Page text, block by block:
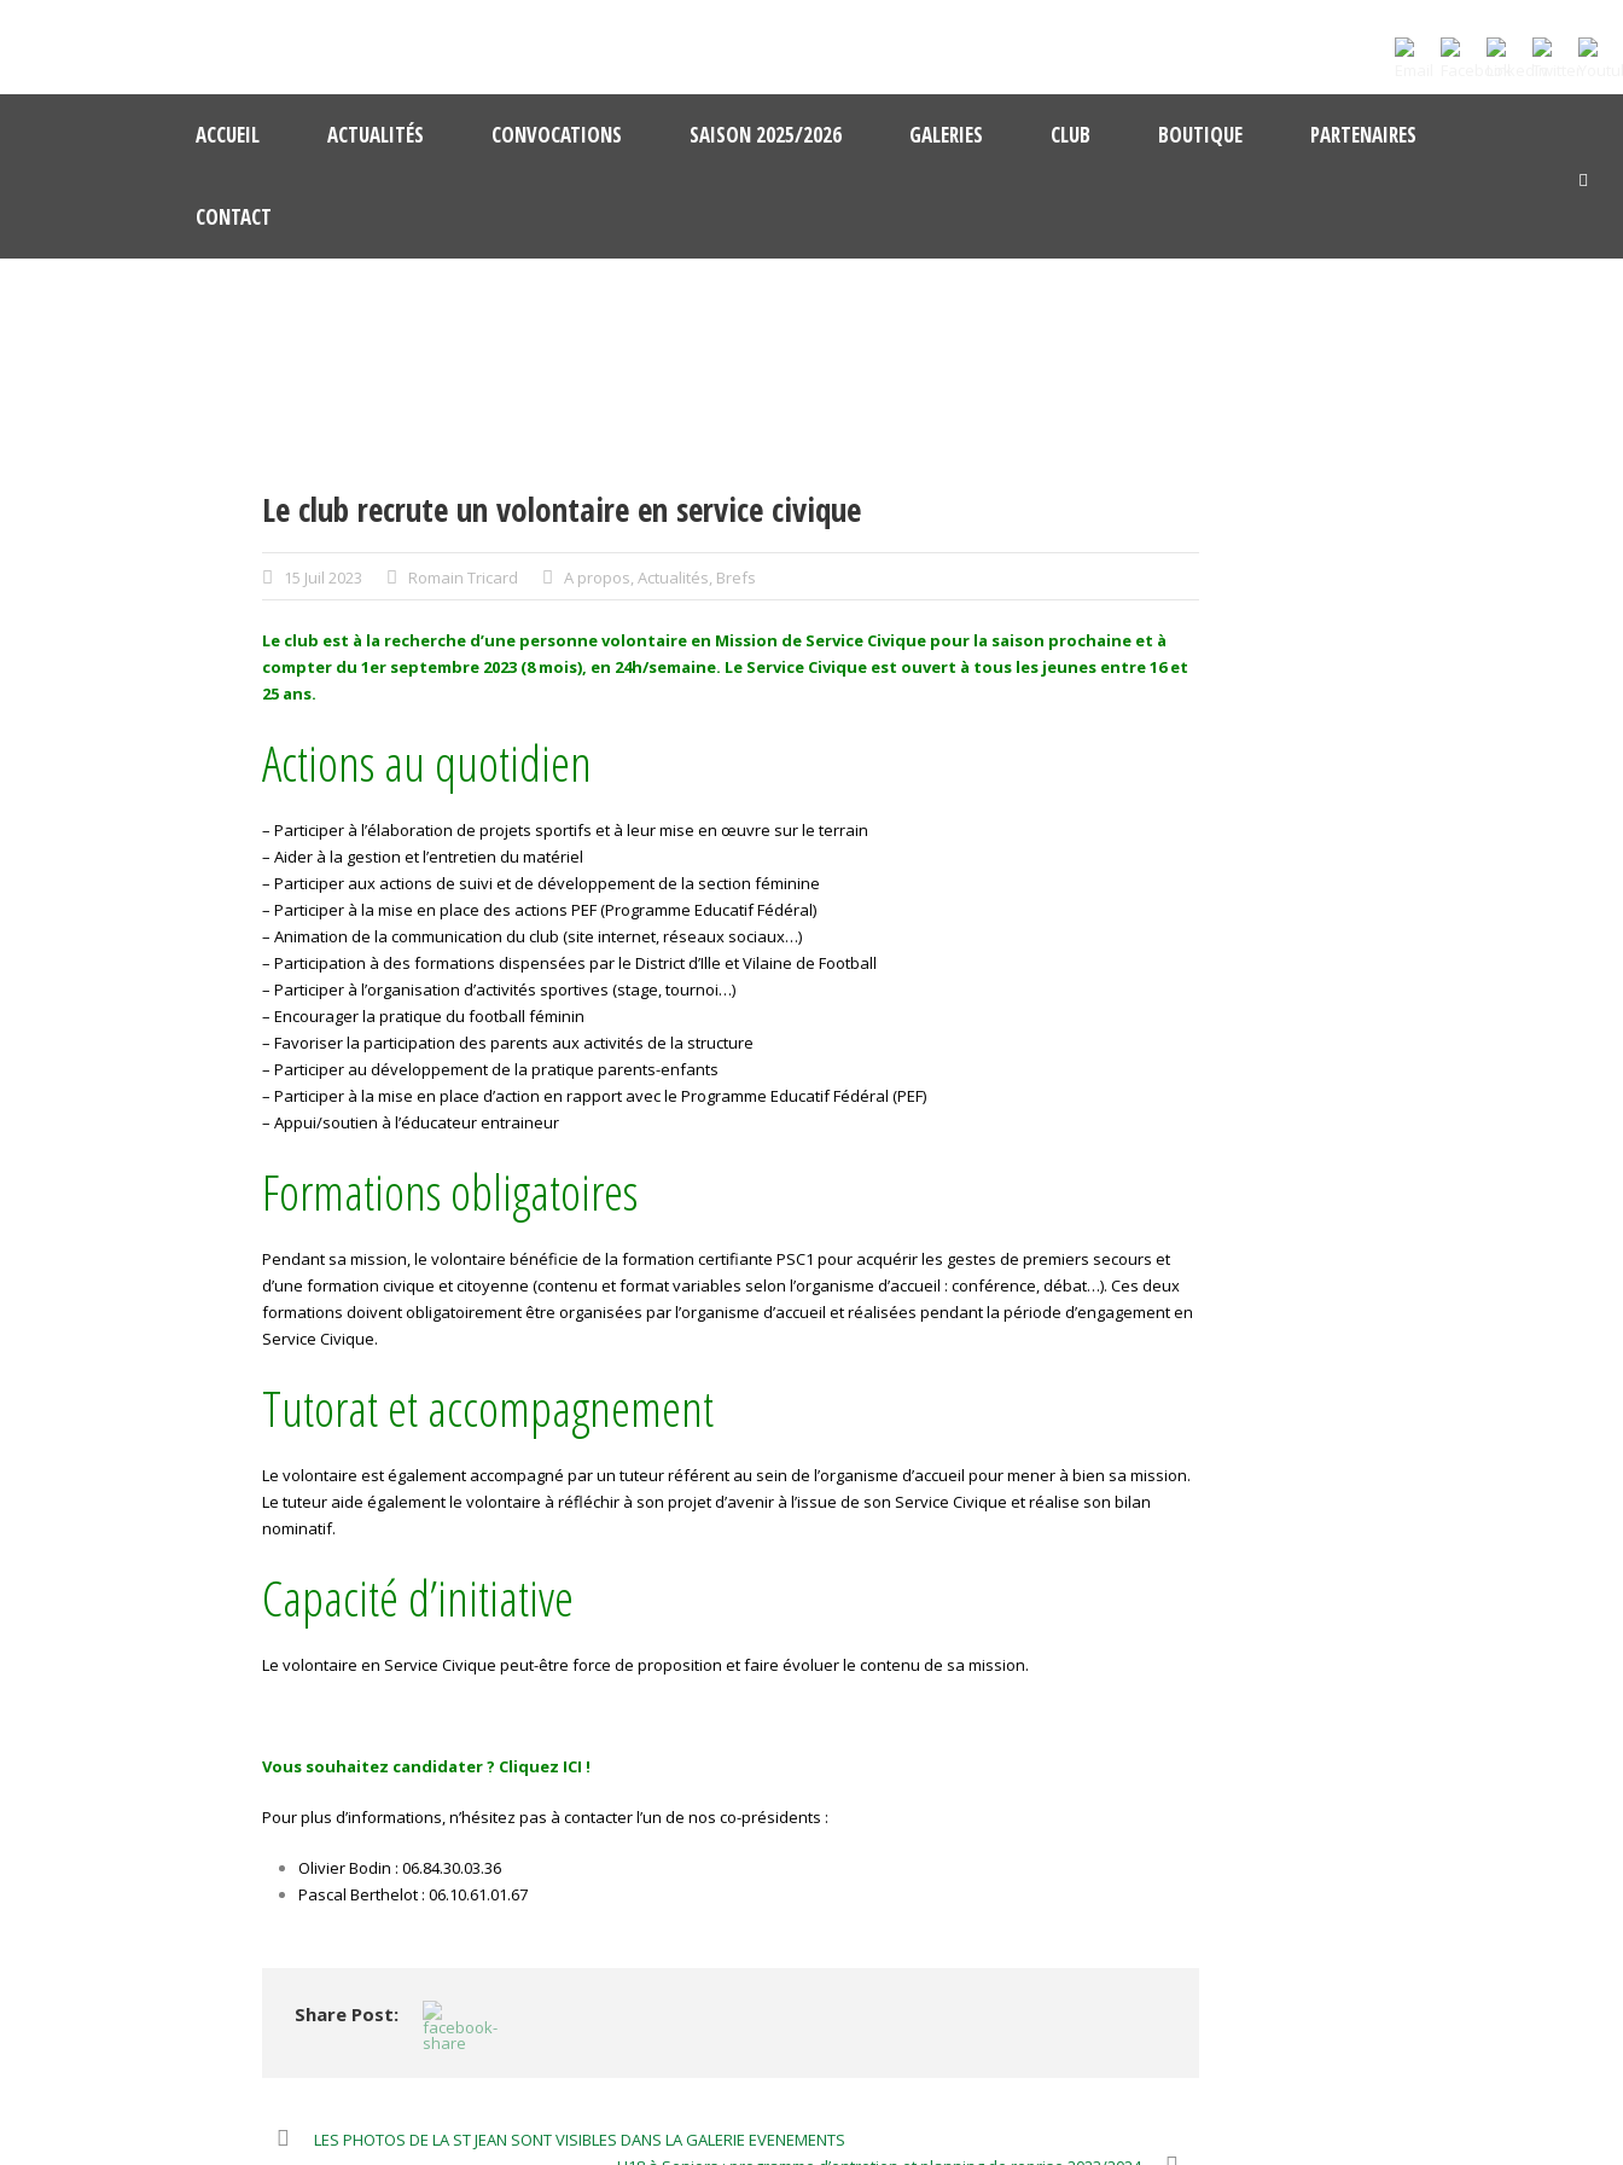
ACCUEIL ACTUALITÉS CONVOCATIONS SAISON 2025/2026 GALERIES CLUB BOUTIQUE PARTENAIRES
CONTACT
Le club recrute un volontaire en service civique
15 Juil 2023 Romain Tricard A propos, Actualités, Brefs
Le club est à la recherche d’une personne volontaire en Mission de Service Civique pour la saison prochaine et à
compter du 1er septembre 2023 (8 mois), en 24h/semaine. Le Service Civique est ouvert à tous les jeunes entre 16 et
25 ans.
Actions au quotidien
– Participer à l’élaboration de projets sportifs et à leur mise en œuvre sur le terrain
– Aider à la gestion et l’entretien du matériel
– Participer aux actions de suivi et de développement de la section féminine
– Participer à la mise en place des actions PEF (Programme Educatif Fédéral)
– Animation de la communication du club (site internet, réseaux sociaux…)
– Participation à des formations dispensées par le District d’Ille et Vilaine de Football
– Participer à l’organisation d’activités sportives (stage, tournoi…)
– Encourager la pratique du football féminin
– Favoriser la participation des parents aux activités de la structure
– Participer au développement de la pratique parents-enfants
– Participer à la mise en place d’action en rapport avec le Programme Educatif Fédéral (PEF)
– Appui/soutien à l’éducateur entraineur
Formations obligatoires
Pendant sa mission, le volontaire bénéficie de la formation certifiante PSC1 pour acquérir les gestes de premiers secours et
d’une formation civique et citoyenne (contenu et format variables selon l’organisme d’accueil : conférence, débat…). Ces deux
formations doivent obligatoirement être organisées par l’organisme d’accueil et réalisées pendant la période d’engagement en
Service Civique.
Tutorat et accompagnement
Le volontaire est également accompagné par un tuteur référent au sein de l’organisme d’accueil pour mener à bien sa mission.
Le tuteur aide également le volontaire à réfléchir à son projet d’avenir à l’issue de son Service Civique et réalise son bilan
nominatif.
Capacité d’initiative
Le volontaire en Service Civique peut-être force de proposition et faire évoluer le contenu de sa mission.
Vous souhaitez candidater ? Cliquez ICI !
Pour plus d’informations, n’hésitez pas à contacter l’un de nos co-présidents :
Olivier Bodin : 06.84.30.03.36
Pascal Berthelot : 06.10.61.01.67
Share Post:
LES PHOTOS DE LA ST JEAN SONT VISIBLES DANS LA GALERIE EVENEMENTS